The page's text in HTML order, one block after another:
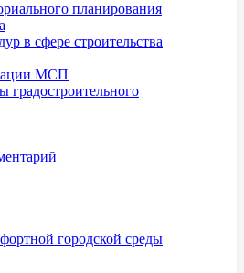
планирования
в сфере строительства
МСП
городской среды